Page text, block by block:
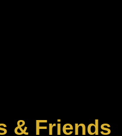
& Friends